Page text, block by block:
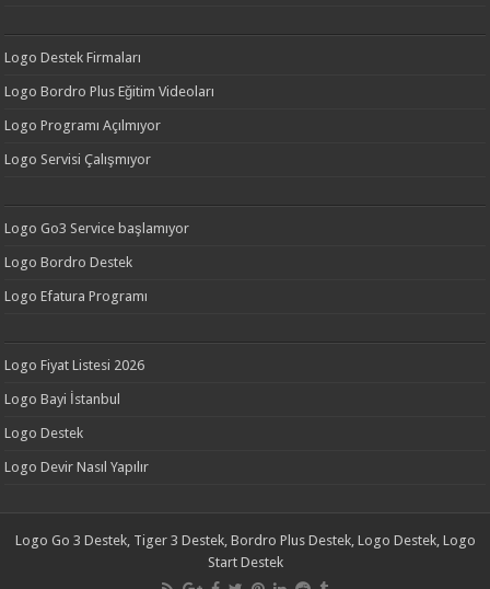
Logo Destek Firmaları
Logo Bordro Plus Eğitim Videoları
Logo Programı Açılmıyor
Logo Servisi Çalışmıyor
Logo Go3 Service başlamıyor
Logo Bordro Destek
Logo Efatura Programı
Logo Fiyat Listesi 2026
Logo Bayi İstanbul
Logo Destek
Logo Devir Nasıl Yapılır
Logo Go 3 Destek, Tiger 3 Destek, Bordro Plus Destek, Logo Destek, Logo
Start Destek